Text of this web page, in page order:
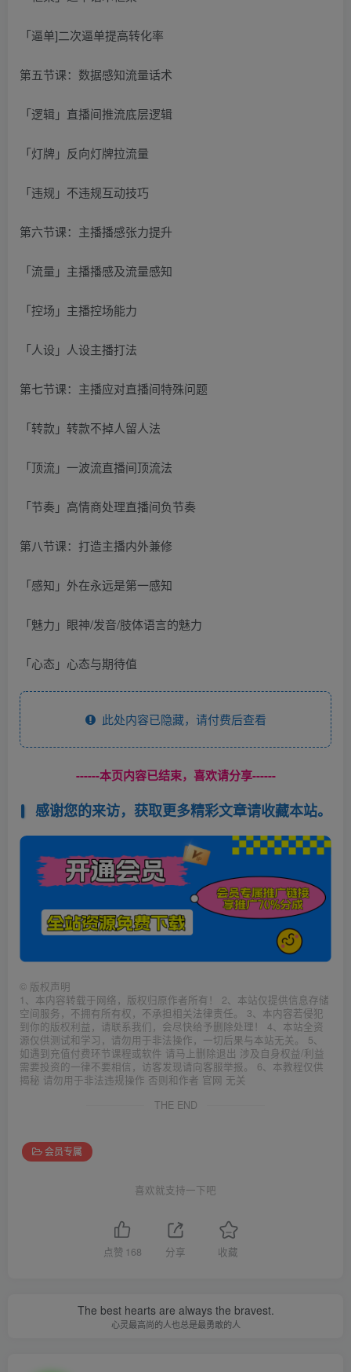
「逼单]二次逼单提高转化率
第五节课：数据感知流量话术
「逻辑」直播间推流底层逻辑
「灯牌」反向灯牌拉流量
「违规」不违规互动技巧
第六节课：主播播感张力提升
「流量」主播播感及流量感知
「控场」主播控场能力
「人设」人设主播打法
第七节课：主播应对直播间特殊问题
「转款」转款不掉人留人法
「顶流」一波流直播间顶流法
「节奏」高情商处理直播间负节奏
第八节课：打造主播内外兼修
「感知」外在永远是第一感知
「魅力」眼神/发音/肢体语言的魅力
「心态」心态与期待值
此处内容已隐藏，请付费后查看
------本页内容已结束，喜欢请分享------
感谢您的来访，获取更多精彩文章请收藏本站。
© 版权声明
1、本内容转载于网络，版权归原作者所有！ 2、本站仅提供信息存储
空间服务，不拥有所有权，不承担相关法律责任。 3、本内容若侵犯
到你的版权利益，请联系我们，会尽快给予删除处理！ 4、本站全资
源仅供测试和学习，请勿用于非法操作，一切后果与本站无关。 5、
如遇到充值付费环节课程或软件 请马上删除退出 涉及自身权益/利益
需要投资的一律不要相信，访客发现请向客服举报。 6、本教程仅供
揭秘 请勿用于非法违规操作 否则和作者 官网 无关
THE END
会员专属
喜欢就支持一下吧
点赞 168 分享 收藏
The best hearts are always the bravest.
心灵最高尚的人也总是最勇敢的人